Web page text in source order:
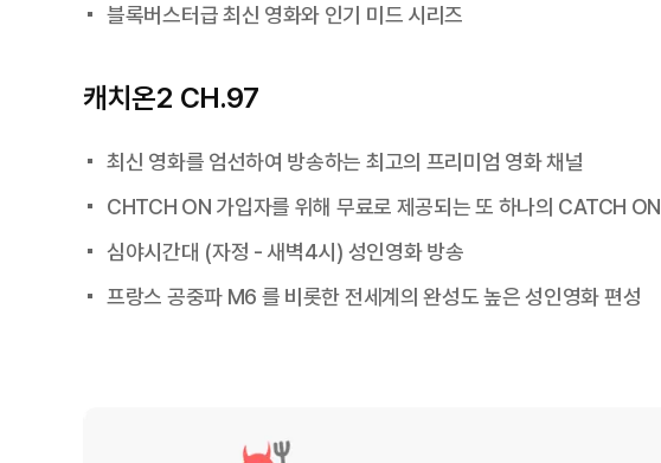
블록버스터급 최신 영화와 인기 미드 시리즈
캐치온2 CH.97
최신 영화를 엄선하여 방송하는 최고의 프리미엄 영화 채널
CHTCH ON 가입자를 위해 무료로 제공되는 또 하나의 CATCH ON
심야시간대 (자정 - 새벽4시) 성인영화 방송
프랑스 공중파 M6 를 비롯한 전세계의 완성도 높은 성인영화 편성